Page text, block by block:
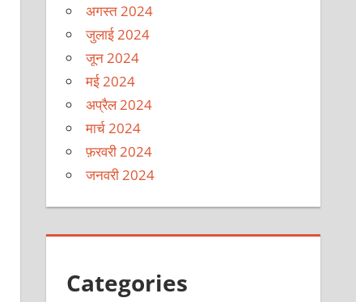
अगस्त 2024
जुलाई 2024
जून 2024
मई 2024
अप्रैल 2024
मार्च 2024
फ़रवरी 2024
जनवरी 2024
Categories